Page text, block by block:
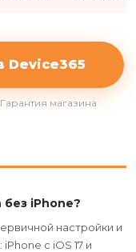
Device365
магазина
iPhone?
настройки и
с iOS 17 и